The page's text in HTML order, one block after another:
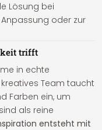
Lösung bei
oder zur
trifft
in echte
Team taucht
Farben ein, um
als reine
entsteht mit